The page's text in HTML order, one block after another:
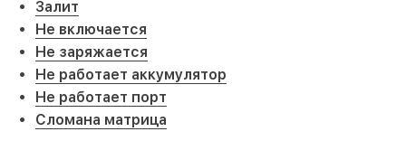
Залит
Не включается
Не заряжается
Не работает аккумулятор
Не работает порт
Сломана матрица